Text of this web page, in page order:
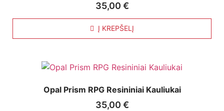
35,00 €
Į KREPŠELĮ
Opal Prism RPG Resininiai Kauliukai
35,00 €